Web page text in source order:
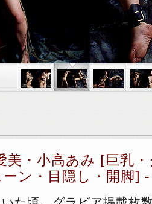
美・小高あみ [巨乳
ーン・目隠し・開脚]